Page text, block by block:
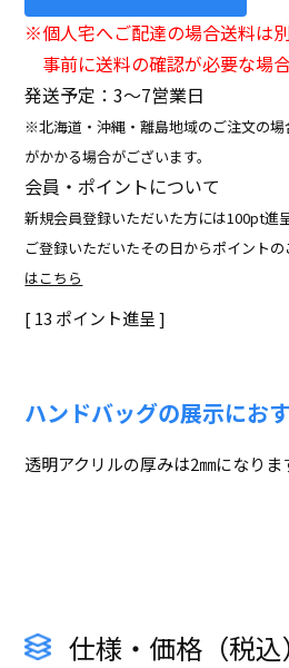
※個人宅へご配達の場合送料は
事前に送料の確認が必要な場
発送予定：3〜7営業日
※北海道・沖縄・離島地域のご注文の
がかかる場合がございます。
会員・ポイントについて
新規会員登録いただいた方には100pt進
ご登録いただいたその日からポイント
はこちら
[ 13 ポイント進呈 ]
ハンドバッグの展示にお
透明アクリルの厚みは2㎜になりま
仕様・価格（税込）